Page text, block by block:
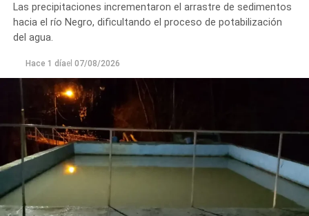
seguro para los productores del Alto Valle.
Las precipitaciones incrementaron el arrastre de sedimentos
hacia el río Negro, dificultando el proceso de potabilización
del agua.
Hace 1 díael 07/08/2026